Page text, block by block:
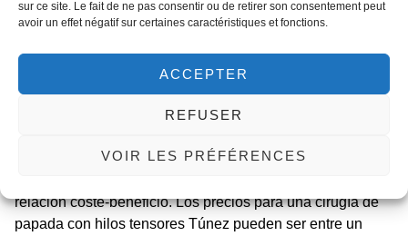
sur ce site. Le fait de ne pas consentir ou de retirer son consentement peut
avoir un effet négatif sur certaines caractéristiques et fonctions.
ACCEPTER
REFUSER
VOIR LES PRÉFÉRENCES
perfeccionando aún más el efecto. La recuperación es
hematomas menores y una sensación de tirantez que
desaparece en pocos días. Se recomienda evitar
dormir boca abajo durante la primera semana.
Elegir Túnez para este procedimiento representa una
relación coste-beneficio. Los precios para unacirugía de
papada con hilos tensores Túnez pueden ser entre un